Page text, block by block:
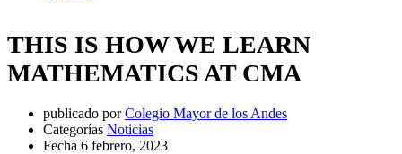
THIS IS HOW WE LEARN
MATHEMATICS AT CMA
publicado por Colegio Mayor de los Andes
Categorías Noticias
Fecha 6 febrero, 2023